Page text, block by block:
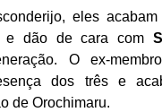
eles
e dão de cara com
O ex-
dos três e
de Orochimaru.